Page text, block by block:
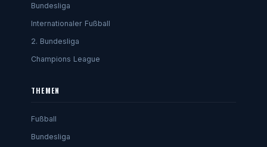
Bundesliga
Internationaler Fußball
2. Bundesliga
Champions League
THEMEN
Fußball
Bundesliga